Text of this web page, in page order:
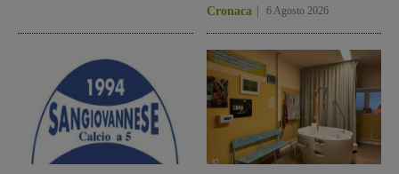
Cronaca 6 Agosto 2026